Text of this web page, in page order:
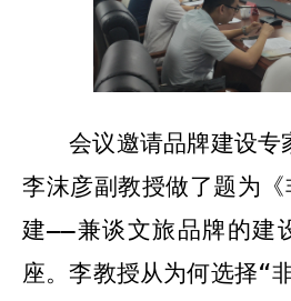
会议邀请品牌建设
李沫彦副教授做了题为
建——兼谈文旅品牌的建
座。李教授从为何选择“